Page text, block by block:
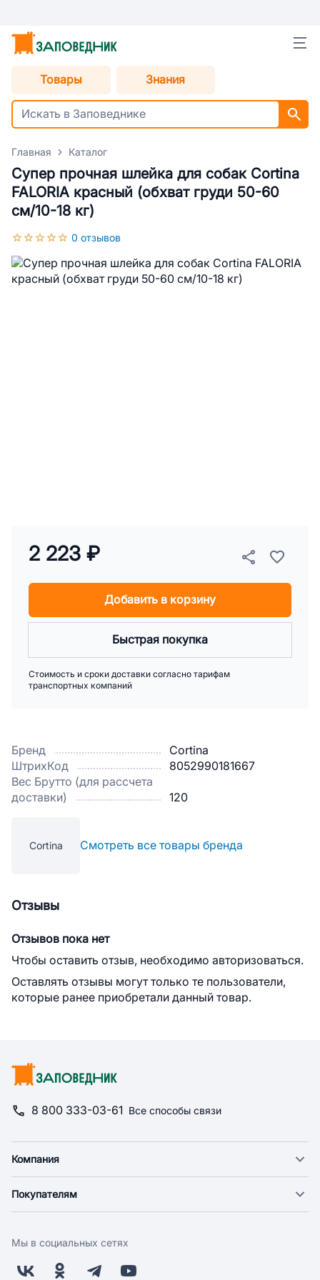
Товары Знания
Главная Каталог
Супер прочная шлейка для собак Cortina
FALORIA красный (обхват груди 50-60
см/10-18 кг)
0 отзывов
Бренд
Cortina
ШтрихКод
8052990181667
Вес Брутто (для рассчета
доставки)
120
Cortina Смотреть все товары бренда
2 223 ₽
Добавить в корзину
Быстрая покупка
Стоимость и сроки доставки согласно тарифам
транспортных компаний
Отзывы
Отзывов пока нет
Чтобы оставить отзыв, необходимо авторизоваться.
Оставлять отзывы могут только те пользователи,
которые ранее приобретали данный товар.
8 800 333-03-61 Все способы связи
Компания
Новости
Поставщикам
Заводчикам
Покупателям
Оплата
Бонусная программа
Мы в социальных сетях